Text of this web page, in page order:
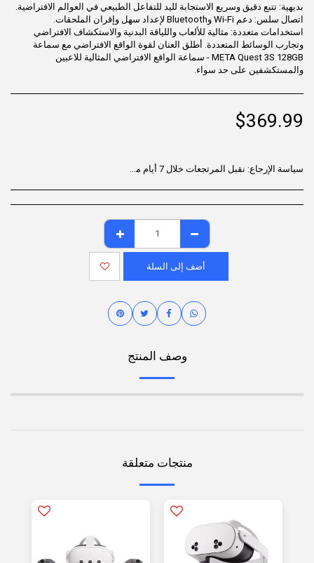
بديهية: تتبع دقيق وسريع الاستجابة لليد للتفاعل الطبيعي في العوالم الافتراضية.
اتصال سلس: دعم Wi-Fi وBluetooth لإعداد سهل وإقران الملحقات.
استخدامات متعددة: مثالية للألعاب واللياقة البدنية والاستكشاف الافتراضي
وتجارب الوسائط المتعددة. أطلق العنان لقوة الواقع الافتراضي مع سماعة
META Quest 3S 128GB - سماعة الواقع الافتراضي المثالية للاعبين
والمستكشفين على حد سواء.
$369.99
سياسة الإرجاع: نقبل المرتجعات خلال 7 أيام من تاريخ التسليم للمنتجات غير المستخدمة، والموجودة في عبوتها الأصلية، مع جميع الملحقات. قد لا تكون بعض المنتجات قابلة للإرجاع؛ يُرجى مراجعة صفحة المنتج للاطلاع على التفاصيل. لبدء عملية الإرجاع، يُرجى التواصل مع خدمة دعم العملاء.
أضف إلى السلة
وصف المنتج
منتجات متعلقة